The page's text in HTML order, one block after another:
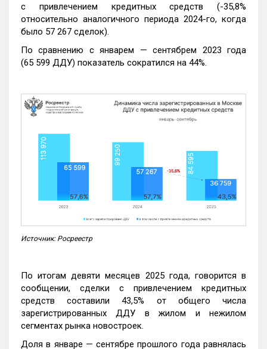
с привлечением кредитных средств (-35,8%
относительно аналогичного периода 2024-го, когда
было 57 267 сделок).
По сравнению с январем — сентябрем 2023 года
(65 599 ДДУ) показатель сократился на 44%.
Источник: Росреестр
По итогам девяти месяцев 2025 года, говорится в
сообщении, сделки с привлечением кредитных
средств составили 43,5% от общего числа
зарегистрированных ДДУ в жилом и нежилом
сегментах рынка новостроек.
Доля в январе — сентябре прошлого года равнялась